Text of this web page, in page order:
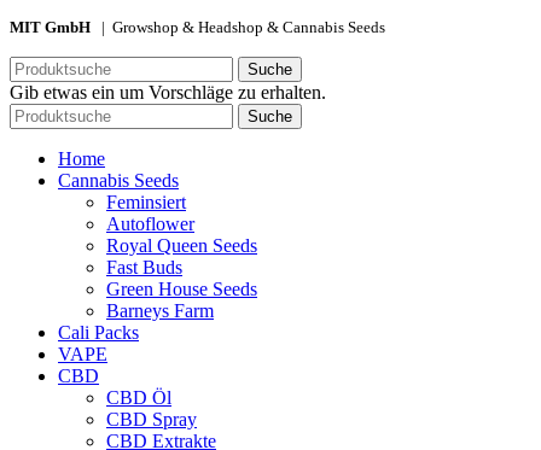
MIT GmbH | Growshop & Headshop & Cannabis Seeds
Suche
Gib etwas ein um Vorschläge zu erhalten.
Suche
Home
Cannabis Seeds
Feminsiert
Autoflower
Royal Queen Seeds
Fast Buds
Green House Seeds
Barneys Farm
Cali Packs
VAPE
CBD
CBD Öl
CBD Spray
CBD Extrakte